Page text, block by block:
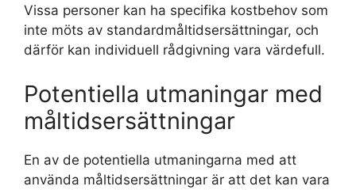
Vissa personer kan ha specifika kostbehov som
inte möts av standardmåltidsersättningar, och
därför kan individuell rådgivning vara värdefull.
Potentiella utmaningar med
måltidsersättningar
En av de potentiella utmaningarna med att
använda måltidsersättningar är att det kan vara